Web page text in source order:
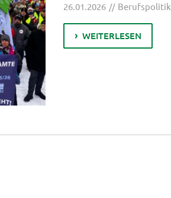
26.01.2026 Berufspolitik
WEITERLESEN